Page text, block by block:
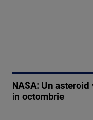
NASA: Un
in octombrie